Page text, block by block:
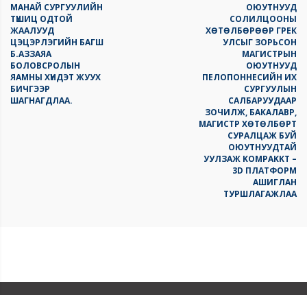
МАНАЙ СУРГУУЛИЙН
ТҮШИЦ ОДТОЙ
ЖААЛУУД
ЦЭЦЭРЛЭГИЙН БАГШ
Б.АЗЗАЯА
БОЛОВСРОЛЫН
ЯАМНЫ ХҮНДЭТ ЖУУХ
БИЧГЭЭР
ШАГНАГДЛАА.
ОЮУТНУУД
СОЛИЛЦООНЫ
ХӨТӨЛБӨРӨӨР ГРЕК
УЛСЫГ ЗОРЬСОН
МАГИСТРЫН
ОЮУТНУУД
ПЕЛОПОННЕСИЙН ИХ
СУРГУУЛЫН
САЛБАРУУДААР
ЗОЧИЛЖ, БАКАЛАВР,
МАГИСТР ХӨТӨЛБӨРТ
СУРАЛЦАЖ БУЙ
ОЮУТНУУДТАЙ
УУЛЗАЖ KOMPAKKT –
3D ПЛАТФОРМ
АШИГЛАН
ТУРШЛАГАЖЛАА